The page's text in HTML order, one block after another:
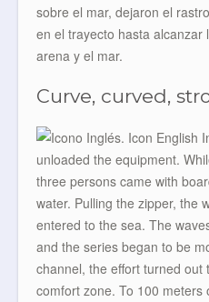
sobre el mar, dejaron el
en el trayecto hasta
arena y el mar.
Curve, curved,
unloaded the equipment.
three persons came with
water. Pulling the zipper, the
entered to the sea. The
and the series began to be
channel, the effort turned
comfort zone. To 100